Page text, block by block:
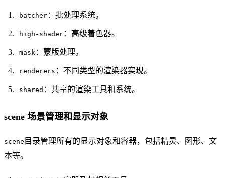
batcher ：批处理系统。
high-shader ：高级着色器。
mask ：蒙版处理。
renderers ：不同类型的渲染器实现。
shared ：共享的渲染工具和系统。
scene 场景管理和显示对象
scene 目录管理所有的显示对象和容器，包括精灵、图形、文
本等。